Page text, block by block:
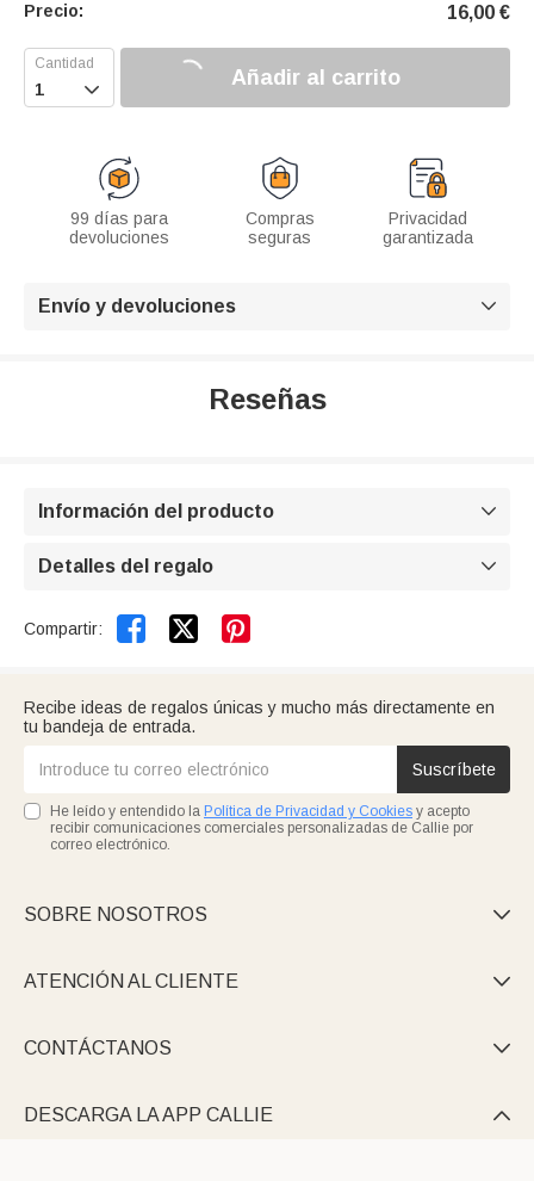
Precio: 16,00 €
 Añadir al carrito
99 días para
devoluciones
Compras
seguras
Privacidad
garantizada
Envío y devoluciones 
Reseñas
Información del producto 
Detalles del regalo 
Compartir:  
Recibe ideas de regalos únicas y mucho más directamente en
tu bandeja de entrada.
Suscríbete
He leído y entendido la Política de Privacidad y Cookies y acepto
recibir comunicaciones comerciales personalizadas de Callie por
correo electrónico.
SOBRE NOSOTROS 
ATENCIÓN AL CLIENTE 
CONTÁCTANOS 
DESCARGA LA APP CALLIE 